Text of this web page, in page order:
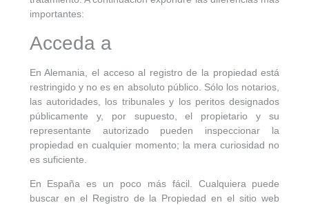
INFORMACIÓN ÚTIL
SOBRE NOSOTROS
importantes:
Acceda a
En Alemania, el acceso al registro de la propiedad está
restringido y no es en absoluto público. Sólo los notarios,
las autoridades, los tribunales y los peritos designados
públicamente y, por supuesto, el propietario y su
representante autorizado pueden inspeccionar la
propiedad en cualquier momento; la mera curiosidad no
es suficiente.
En España es un poco más fácil. Cualquiera puede
buscar en el Registro de la Propiedad en el sitio web